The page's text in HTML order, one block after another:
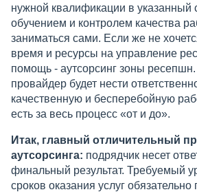
нужной квалификации в указанный
обучением и контролем качества
заниматься сами. Если же не
время и ресурсы на управление
помощь - аутсорсинг зоны
провайдер будет нести
качественную и бесперебойную
есть за весь процесс «от и до».
Итак, главный отличительный
аутсорсинга: подрядчик несет
финальный результат. Требуемый
сроков оказания услуг